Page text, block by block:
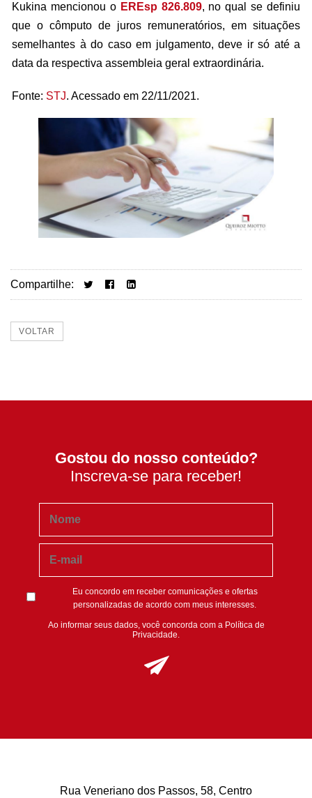
Kukina mencionou o EREsp 826.809, no qual se definiu
que o cômputo de juros remuneratórios, em situações
semelhantes à do caso em julgamento, deve ir só até a
data da respectiva assembleia geral extraordinária.
Fonte: STJ. Acessado em 22/11/2021.
Compartilhe:
VOLTAR
Gostou do nosso conteúdo?
Inscreva-se para receber!
Eu concordo em receber comunicações e ofertas
personalizadas de acordo com meus interesses.
Ao informar seus dados, você concorda com a Política de
Privacidade.
Rua Veneriano dos Passos, 58, Centro